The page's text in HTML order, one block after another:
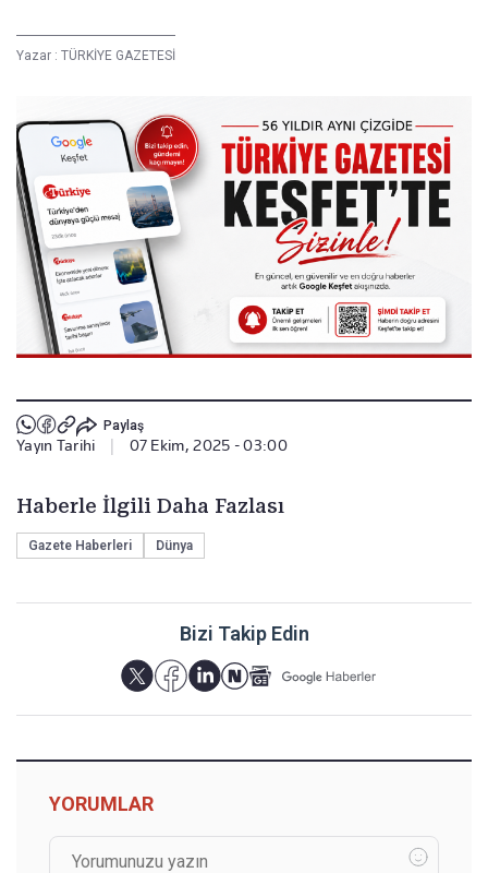
Yazar : TÜRKİYE GAZETESİ
Paylaş
Yayın Tarihi 07 Ekim, 2025 - 03:00
Haberle İlgili Daha Fazlası
Gazete Haberleri Dünya
Bizi Takip Edin
YORUMLAR